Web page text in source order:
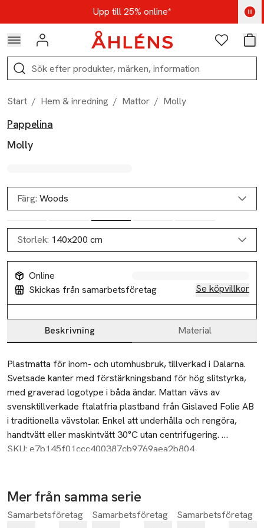
Hoppa till navigationsmenynUpp till 25% online*
Kod: AUG25 - Shoppa nu
Logga in Favoriter
Sök
Start / Hem & inredning / Mattor / Molly
Produktbilder
Hoppa över bildspelet
Pappelina
Molly
Färg: Woods
Storlek: 140x200 cm
Online
Skickas från samarbetsföretag
Se köpvillkor
Produktinformation
Beskrivning Material
Beskrivning
Plastmatta för inom- och utomhusbruk, tillverkad i Dalarna.
Svetsade kanter med förstärkningsband för hög slitstyrka,
med graverad logotype i båda ändar. Mattan vävs av
svensktillverkade ftalatfria plastband från Gislaved Folie AB
i traditionella vävstolar. Enkel att underhålla och rengöra,
handtvätt eller maskintvätt 30°C utan centrifugering.
Storleksavvikelser på ±4% kan förekomma på grund av
SKU: e7b145f01ccc400387cb9769aea2b804
Mer från samma serie
Hoppa över bildspelet
Samarbetsföretag
Samarbetsföretag
Samarbetsföretag